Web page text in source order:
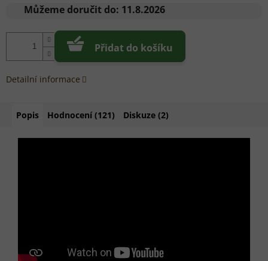
cena:
Můžeme doručit do: 11.8.2026
Přidat do košíku
Detailní informace
Popis Hodnocení (121) Diskuze (2)